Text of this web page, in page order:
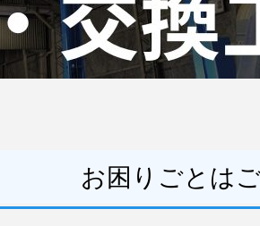
お困りごとは